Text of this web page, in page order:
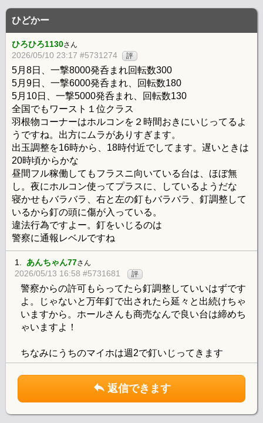
ひどかー
ひろひろ1130さん
2026/05/10 23:17 #5731274 評
5月8日、一撃8000発呑まれ回転数300
5月9日、一撃6000発呑まれ、回転数180
5月10日、一撃5000発呑まれ、回転数130
全国でもワースト１位クラス
羽根物コーナーはホルコンを２時間おきにいじってるよ
うですね。出方にムラがありすぎます。
出玉調整を16時から、18時付近でしてます。遅いときは
20時頃からかな
昼間フル稼働してもフラスニ向いている台は、ほぼ無
し。夜にホルコン使ってプラスに、しているようだな
寝かせもバラバラ、右と左の釘もバラバラ、釘調整して
いるから釘の頭に傷が入っている。
違法行為ですよー。釘をいじるのは
警察に通報レベルですね
1. あんちゃん77さん
2026/05/13 16:58 #5731681 評
警察からの許可もらってたら釘調整していいはずです
よ。じゃないと万年釘で出されたら延々と出続けちゃ
いますから。ホールさんも商売なんで良い台は締めち
ゃいますよ！
ちなみにうちのマイホは週2で釘いじってきます
返信できます